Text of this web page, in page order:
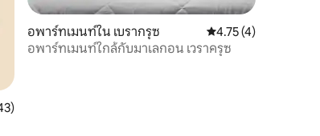
ย 4.84 จาก 5, 43 รีวิว
อพาร์ทเมนท์ใน เบรากรุซ คะแนนเฉลี่ย 4.75 จา
4.75 (4)
อพาร์ทเมนท์ใกล้กับมาเลกอน เวราครุซ